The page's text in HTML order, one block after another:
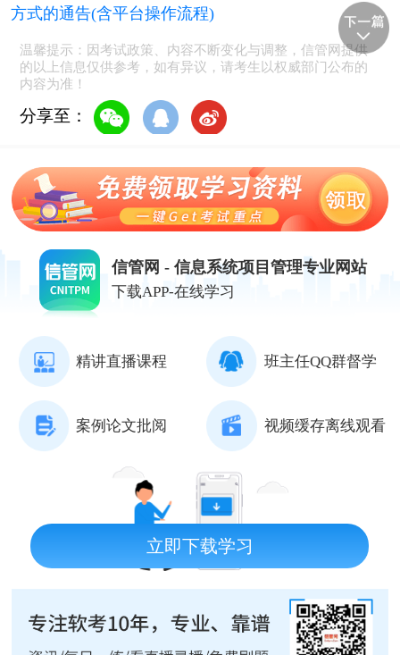
方式的通告(含平台操作流程)
温馨提示：因考试政策、内容不断变化与调整，信管网提供
的以上信息仅供参考，如有异议，请考生以权威部门公布的
内容为准！
分享至：
信管网 - 信息系统项目管理专业网站
下载APP-在线学习
精讲直播课程 班主任QQ群督学
案例论文批阅 视频缓存离线观看
立即下载学习